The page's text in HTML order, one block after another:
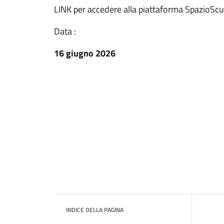
LINK per accedere alla piattaforma
Data :
16 giugno 2026
INDICE DELLA PAGINA